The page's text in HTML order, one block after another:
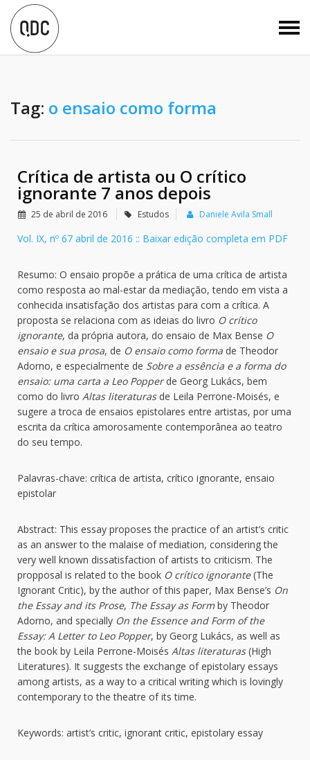
Tag: o ensaio como forma
Crítica de artista ou O crítico
ignorante 7 anos depois
25 de abril de 2016 Estudos Daniele Avila Small
Vol. IX, nº 67 abril de 2016 :: Baixar edição completa em PDF
Resumo: O ensaio propõe a prática de uma crítica de artista
como resposta ao mal-estar da mediação, tendo em vista a
conhecida insatisfação dos artistas para com a crítica. A
proposta se relaciona com as ideias do livro O crítico
ignorante, da própria autora, do ensaio de Max Bense O
ensaio e sua prosa, de O ensaio como forma de Theodor
Adorno, e especialmente de Sobre a essência e a forma do
ensaio: uma carta a Leo Popperde Georg Lukács, bem
como do livro Altas literaturasde Leila Perrone-Moisés, e
sugere a troca de ensaios epistolares entre artistas, por uma
escrita da crítica amorosamente contemporânea ao teatro
do seu tempo.
Palavras-chave: crítica de artista, crítico ignorante, ensaio
epistolar
Abstract: This essay proposes the practice of an artist’s critic
as an answer to the malaise of mediation, considering the
very well known dissatisfaction of artists to criticism. The
propposal is related to the book O crítico ignorante(The
Ignorant Critic), by the author of this paper, Max Bense’s On
the Essay and its Prose, The Essay as Formby Theodor
Adorno, and specially On the Essence and Form of the
Essay: A Letter to Leo Popper, by Georg Lukács, as well as
the book by Leila Perrone-Moisés Altas literaturas(High
Literatures). It suggests the exchange of epistolary essays
among artists, as a way to a critical writing which is lovingly
contemporary to the theatre of its time.
Keywords: artist’s critic, ignorant critic, epistolary essay